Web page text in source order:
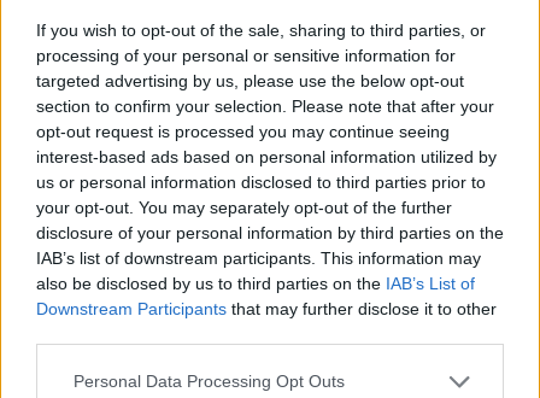
If you wish to opt-out of the sale, sharing to third parties, or
processing of your personal or sensitive information for
targeted advertising by us, please use the below opt-out
section to confirm your selection. Please note that after your
opt-out request is processed you may continue seeing
interest-based ads based on personal information utilized by
us or personal information disclosed to third parties prior to
your opt-out. You may separately opt-out of the further
disclosure of your personal information by third parties on the
IAB’s list of downstream participants. This information may
also be disclosed by us to third parties on the IAB’s List of
Downstream Participants that may further disclose it to other
Please note that this website/app uses one or more Google
Personal Data Processing Opt Outs
Αναφερόμενος στη μεσαία τάξη, ο Αλέξης
Τσίπρας υπογράμμισε ότι «Δεν υπάρχει
αμφιβολία ότι η μεσαία τάξη ήταν οεύκολος
στόχοςόλη την περίοδο των μνημονίων.
Είχε τεράστιες απώλειες από το 2010-2015.
Και τη δική μας περίοδο είχε επιβάρυνση,
την αδικήσαμε».
Ωστόσο, τόνισε πως «δεν ήταν επιλογή μας
και «αδικήσαμε τη μεσαία τάξη διότι έπρεπε